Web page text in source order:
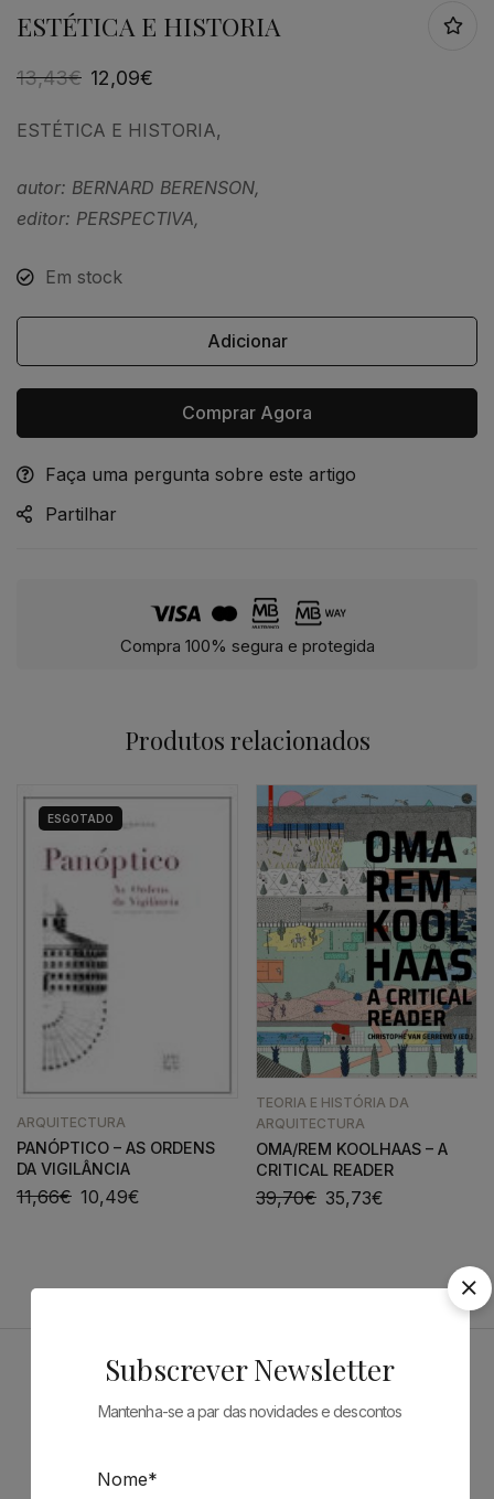
ESTÉTICA E HISTORIA
13,43€ 12,09€
ESTÉTICA E HISTORIA,
autor: BERNARD BERENSON,
editor: PERSPECTIVA,
Em stock
Adicionar
Comprar Agora
Alternative:
Faça uma pergunta sobre este artigo
Partilhar
Compra 100% segura e protegida
Produtos relacionados
ESGOTADO
ARQUITECTURA
PANÓPTICO – AS ORDENS
DA VIGILÂNCIA
11,66€ 10,49€
TEORIA E HISTÓRIA DA
ARQUITECTURA
OMA/REM KOOLHAAS – A
CRITICAL READER
39,70€ 35,73€
Subscrever Newsletter
Mantenha-se a par das novidades e descontos